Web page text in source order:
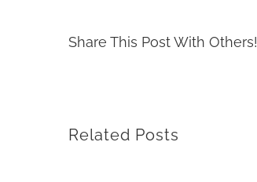
Share This Post With Others!
Related Posts